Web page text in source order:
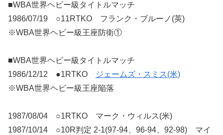
■WBA世界ヘビー級タイトルマッチ
1986/07/19 ○11RTKO フランク・ブルーノ(英)
※WBA世界ヘビー級王座防衛①
■WBA世界ヘビー級タイトルマッチ
1986/12/12 ●1RTKO
ジェームズ・スミス(米)
※WBA世界ヘビー級王座陥落
1987/08/04 ○1RTKO マーク・ウィルス(米)
1987/10/14 ○10R判定 2-1(97-94、96-94、92-98) マイ